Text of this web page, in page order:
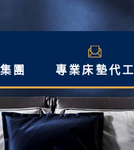
團 專業床墊代工